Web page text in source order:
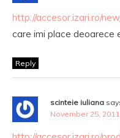
http://accesor.izari.ro/
care imi place
Reply
scinteie iuliana
November 25,